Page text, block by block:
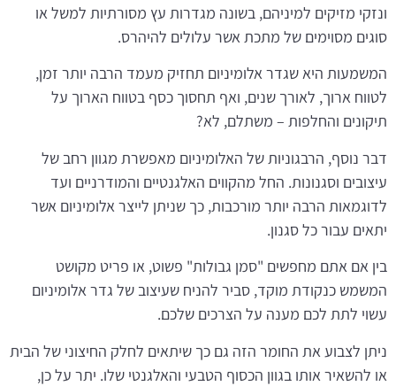
ונזקי מזיקים למיניהם, בשונה מגדרות עץ מסורתיות למשל או
סוגים מסוימים של מתכת אשר עלולים להיהרס.
המשמעות היא שגדר אלומיניום תחזיק מעמד הרבה יותר זמן,
לטווח ארוך, לאורך שנים, ואף תחסוך כסף בטווח הארוך על
תיקונים והחלפות – משתלם, לא?
דבר נוסף, הרבגוניות של האלומיניום מאפשרת מגוון רחב של
עיצובים וסגנונות. החל מהקווים האלגנטיים והמודרניים ועד
לדוגמאות הרבה יותר מורכבות, כך שניתן לייצר אלומיניום אשר
יתאים עבור כל סגנון.
בין אם אתם מחפשים "סמן גבולות" פשוט, או פריט מקושט
המשמש כנקודת מוקד, סביר להניח שעיצוב של גדר אלומיניום
עשוי לתת לכם מענה על הצרכים שלכם.
ניתן לצבוע את החומר הזה גם כך שיתאים לחלק החיצוני של הבית
או להשאיר אותו בגוון הכסוף הטבעי והאלגנטי שלו. יתר על כן,